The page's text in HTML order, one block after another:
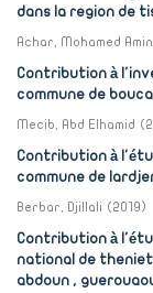
dans la region de
Achar, Mohamed
Contribution à
commune de
Mecib, Abd Elhamid (
Contribution à
commune de
Berbar, Djillali (2019)
Contribution à
national de theniet
abdoun ,